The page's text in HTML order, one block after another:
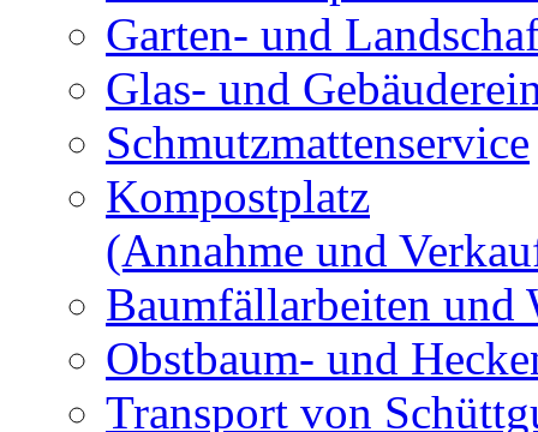
Garten- und
Glas- und
Schmutzmattenservice
Kompostplatz
(Annahme und
Baumfällarbeiten und
Obstbaum- und
Transport von